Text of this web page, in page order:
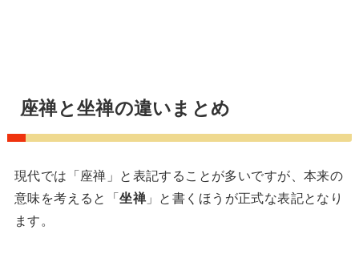
座禅と坐禅の違いまとめ
現代では「座禅」と表記することが多いですが、本来の
意味を考えると「坐禅」と書くほうが正式な表記となり
ます。